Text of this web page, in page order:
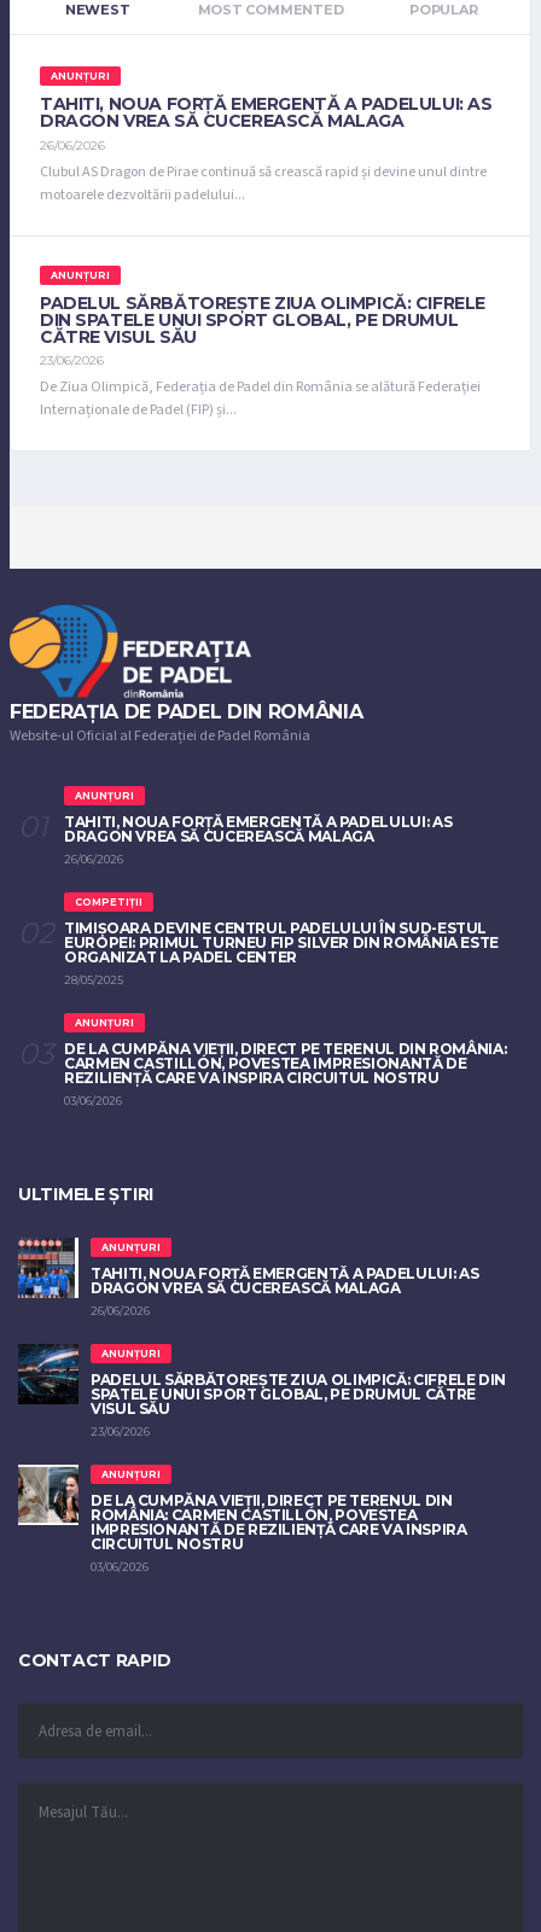
NEWEST MOST COMMENTED POPULAR
ANUNȚURI
TAHITI, NOUA FORȚĂ EMERGENTĂ A PADELULUI: AS
DRAGON VREA SĂ CUCEREASCĂ MALAGA
26/06/2026
Clubul AS Dragon de Pirae continuă să crească rapid și devine unul dintre
motoarele dezvoltării padelului...
ANUNȚURI
PADELUL SĂRBĂTOREȘTE ZIUA OLIMPICĂ: CIFRELE
DIN SPATELE UNUI SPORT GLOBAL, PE DRUMUL
CĂTRE VISUL SĂU
23/06/2026
De Ziua Olimpică, Federația de Padel din România se alătură Federației
Internaționale de Padel (FIP) și...
FEDERAȚIA DE PADEL DIN ROMÂNIA
Website-ul Oficial al Federației de Padel România
ANUNȚURI
TAHITI, NOUA FORȚĂ EMERGENTĂ A PADELULUI: AS
DRAGON VREA SĂ CUCEREASCĂ MALAGA
26/06/2026
COMPETIȚII
TIMIȘOARA DEVINE CENTRUL PADELULUI ÎN SUD-ESTUL
EUROPEI: PRIMUL TURNEU FIP SILVER DIN ROMÂNIA ESTE
ORGANIZAT LA PADEL CENTER
28/05/2025
ANUNȚURI
DE LA CUMPĂNA VIEȚII, DIRECT PE TERENUL DIN ROMÂNIA:
CARMEN CASTILLÓN, POVESTEA IMPRESIONANTĂ DE
REZILIENȚĂ CARE VA INSPIRA CIRCUITUL NOSTRU
03/06/2026
ULTIMELE ȘTIRI
ANUNȚURI
TAHITI, NOUA FORȚĂ EMERGENTĂ A PADELULUI: AS
DRAGON VREA SĂ CUCEREASCĂ MALAGA
26/06/2026
ANUNȚURI
PADELUL SĂRBĂTOREȘTE ZIUA OLIMPICĂ: CIFRELE DIN
SPATELE UNUI SPORT GLOBAL, PE DRUMUL CĂTRE
VISUL SĂU
23/06/2026
ANUNȚURI
DE LA CUMPĂNA VIEȚII, DIRECT PE TERENUL DIN
ROMÂNIA: CARMEN CASTILLÓN, POVESTEA
IMPRESIONANTĂ DE REZILIENȚĂ CARE VA INSPIRA
CIRCUITUL NOSTRU
03/06/2026
CONTACT RAPID